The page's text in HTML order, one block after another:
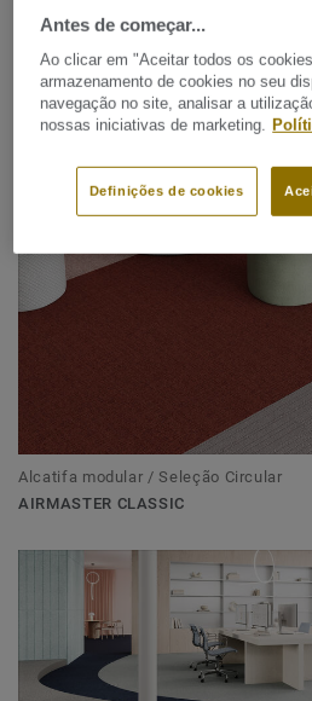
Alcatifa modular / Seleção Circular
AIRMASTER ATMOS
Alcatifa modular / Seleção Circular
AIRMASTER CLASSIC
Antes de começar...
Ao clicar em "Aceitar todos os
armazenamento de cookies no seu
navegação no site, analisar a
nossas iniciativas de marketing.
Definições de cookies